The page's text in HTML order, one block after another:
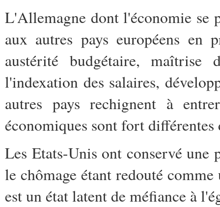
L'Allemagne dont l'économie se
aux autres pays européens en
austérité budgétaire, maîtrise
l'indexation des salaires,
autres pays rechignent à
économiques sont fort
Les Etats-Unis ont conservé
le chômage étant redouté
est un état latent de méfiance à